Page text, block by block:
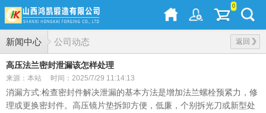
0
新闻中心 返回
公司动态
高压法兰密封泄漏该怎样处理
来源：本站 时间：2025/7/29 11:14:13
消漏方式:检查密封件解决泄漏的基本方法是增加法兰螺栓预紧力，修
理或更换密封件。高压镜片垫拆卸方便，低廉，个别拆光刀或新型处